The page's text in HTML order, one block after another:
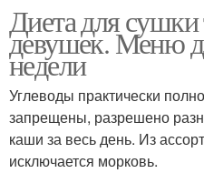
Диета для
девушек. Меню
недели
Углеводы практически
запрещены, разрешено
каши за весь день. Из
исключается морковь.